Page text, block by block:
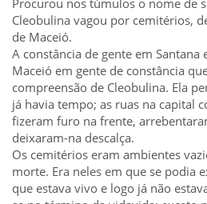
Cleobulina vagou por cemitérios,
de Maceió.
A constância de gente em Santana
Maceió em gente de constância
compreensão de Cleobulina. Ela
já havia tempo; as ruas na capital
fizeram furo na frente,
deixaram-na descalça.
Os cemitérios eram ambientes
morte. Era neles em que se podia
que estava vivo e logo já não